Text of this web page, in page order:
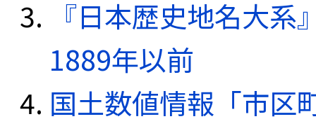
『日本歴史地名大
1889年以前
国土数値情報「市区